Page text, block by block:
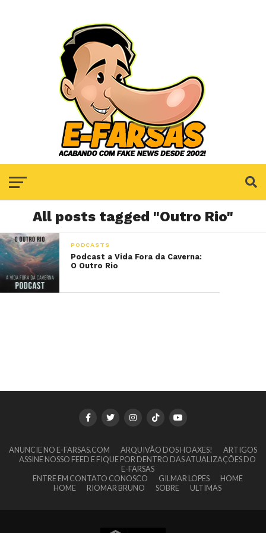
All posts tagged "Outro Rio"
PODCASTS
Podcast a Vida Fora da Caverna:
O Outro Rio
ANUNCIE NO E-FARSAS.COM ARQUIVÃO DOS HOAXES!
ARTIGOS
ASSINE NOSSO FEED E FIQUE POR DENTRO DAS ATUALIZAÇÕES DO
E-FARSAS
ENTRE EM CONTATO CONOSCO
GILMAR LOPES
HOME
HOME
RIOMAR BRUNO SOBRE ULTIMAS